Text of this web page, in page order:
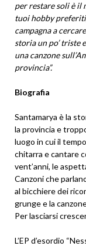
per restare soli è il
tuoi hobby
campagna a
storia un po’ triste
una canzone
provincia”.
Biografia
Santamarya è la
la provincia e
luogo in cui il
chitarra e cantare
vent’anni, le
Canzoni che
al bicchiere dei
grunge e la
Per lasciarsi
L’EP d’esordio